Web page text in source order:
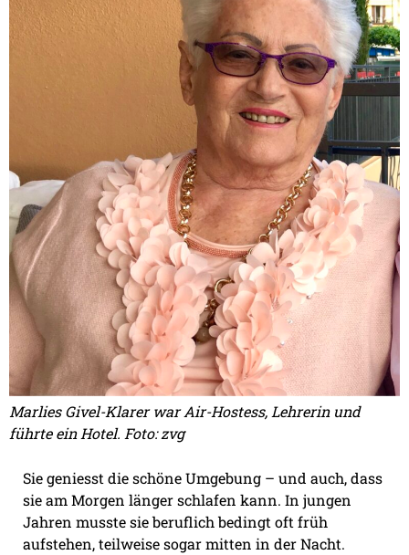
Marlies Givel-Klarer war Air-Hostess, Lehrerin und
führte ein Hotel. Foto: zvg
Sie geniesst die schöne Umgebung – und auch, dass
sie am Morgen länger schlafen kann. In jungen
Jahren musste sie beruflich bedingt oft früh
aufstehen, teilweise sogar mitten in der Nacht.